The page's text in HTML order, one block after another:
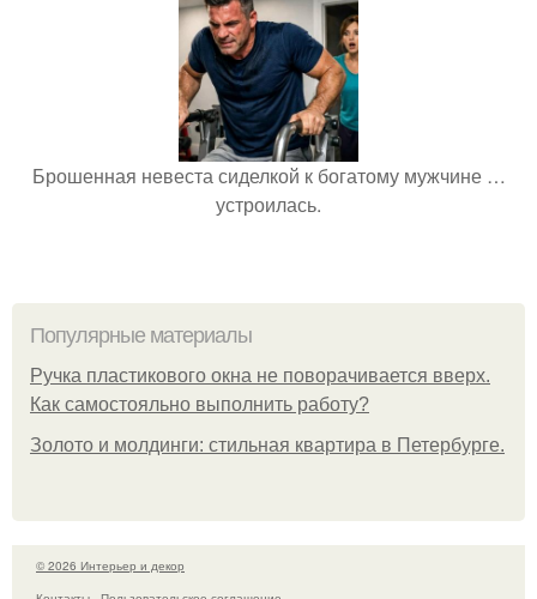
Брошенная невеста сиделкой к богатому мужчине …
устроилась.
Популярные материалы
Ручка пластикового окна не поворачивается вверх.
Как самостояльно выполнить работу?
Золото и молдинги: стильная квартира в Петербурге.
© 2026 Интерьер и декор